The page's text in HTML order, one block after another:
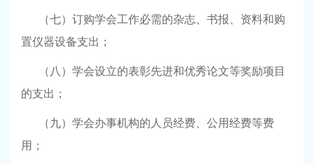
（七）订购学会工作必需的杂志、书报、资料和购
置仪器设备支出；
（八）学会设立的表彰先进和优秀论文等奖励项目
的支出；
（九）学会办事机构的人员经费、公用经费等费
用；